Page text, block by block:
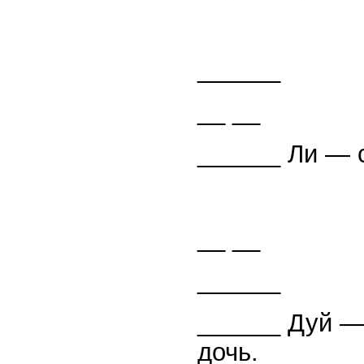
______ Ли —
______ Дуй
дочь.